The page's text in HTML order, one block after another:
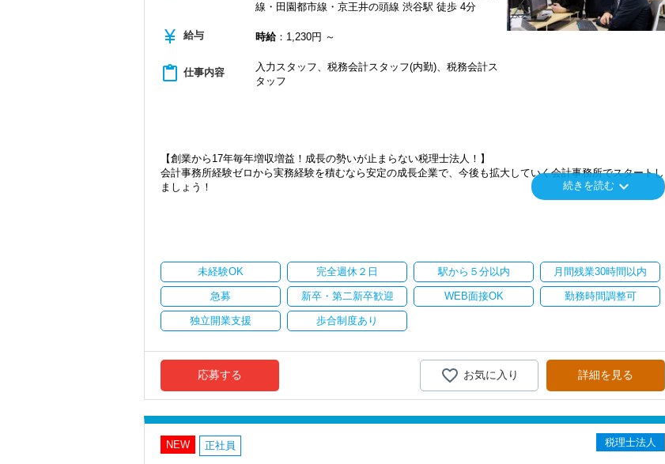
線・田園都市線・京王井の頭線 渋谷駅 徒歩 4分
currency_yen 給与 時給：1,230円 ～
content_paste 仕事内容
入力スタッフ、税務会計スタッフ(内勤)、税務会計ス
タッフ
【創業から17年毎年増収増益！成長の勢いが止まらない税理士法人！】
会計事務所経験ゼロから実務経験を積むなら安定の成長企業で、今後も拡大していく会計事務所でスタートし
ましょう！
ています。
安定性抜群の環境で自己成長を実現できます。
社員の持つ「やる・やりたい」という気持ちを大事にしているため、資格を持っていなくても、スピーディー
なキャリアアップが可能です！
充実した実務重視のOJTで、安心して職務経験と知識をゼロから身に付けられます！
税務・会計の経験と知識を磨きながらステップアップを目指しませんか？
【対象業種100種以上！節税・融資・税務調査に強い税理士法人です】
お客様に事務所までご来社いただく来所型サービスで、中小企業の経営を幅広くサポートしています。
専門Webサイトを10サイト以上運営しており、新規顧問契約のお客様が毎年400件以上増加！
各オフィスに国税OB税理士が在籍しているので、税務調査にも精通しています。
続きを読む keyboard_arrow_down
未経験OK 完全週休２日 駅から５分以内 月間残業30時間以内
急募 新卒・第二新卒歓迎 WEB面接OK 勤務時間調整可
独立開業支援 歩合制度あり
応募する 詳細を見る
お気に入り
NEW 正社員 税理士法人